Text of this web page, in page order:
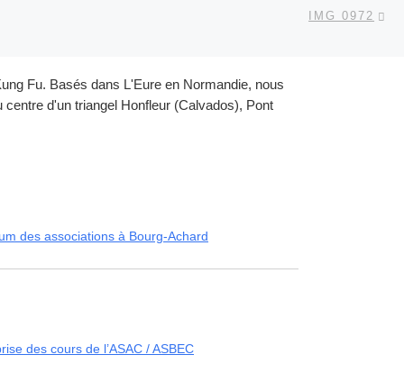
IMG 0972
Fu. Basés dans L'Eure en Normandie, nous
d'un triangel Honfleur (Calvados), Pont
des associations à Bourg-Achard
des cours de l’ASAC / ASBEC